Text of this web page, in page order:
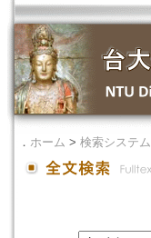
． ホーム > 検索システム